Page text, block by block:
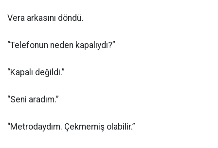
Vera arkasını döndü.
“Telefonun neden kapalıydı?”
“Kapalı değildi.”
“Seni aradım.”
“Metrodaydım. Çekmemiş olabilir.”